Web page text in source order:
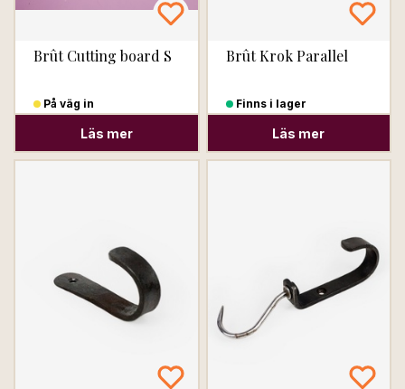
Brût Cutting board S
På väg in
Läs mer
Brût Krok Parallel
Finns i lager
Läs mer